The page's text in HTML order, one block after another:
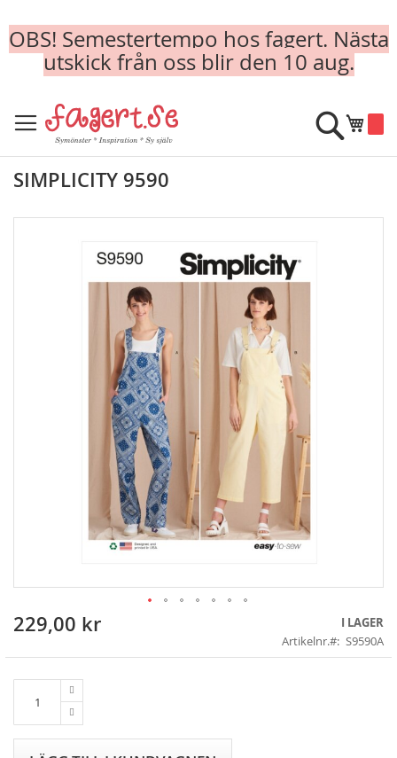
OBS! Semestertempo hos fagert. Nästa
utskick från oss blir den 10 aug.
to
Content
Min
Sök
SIMPLICITY 9590
Skip
the
229,00 kr
I LAGER
Artikelnr.
S9590A